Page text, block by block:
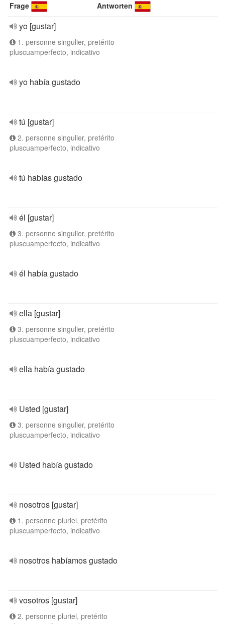
Frage Antworten
yo [gustar]
1. personne singulier, pretérito
pluscuamperfecto, indicativo
yo había gustado
tú [gustar]
2. personne singulier, pretérito
pluscuamperfecto, indicativo
tú habías gustado
él [gustar]
3. personne singulier, pretérito
pluscuamperfecto, indicativo
él había gustado
ella [gustar]
3. personne singulier, pretérito
pluscuamperfecto, indicativo
ella había gustado
Usted [gustar]
3. personne singulier, pretérito
pluscuamperfecto, indicativo
Usted había gustado
nosotros [gustar]
1. personne pluriel, pretérito
pluscuamperfecto, indicativo
nosotros habíamos gustado
vosotros [gustar]
2. personne pluriel, pretérito